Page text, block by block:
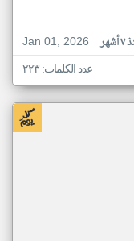
Jan 01, 2026
عدد الكلمات: ٢٢٣